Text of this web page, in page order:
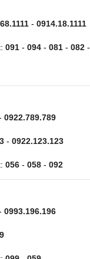
- 0914.18.1111
091 - 094 - 081 - 082 -
0922.789.789
- 0922.123.123
056 - 058 - 092
0993.196.196